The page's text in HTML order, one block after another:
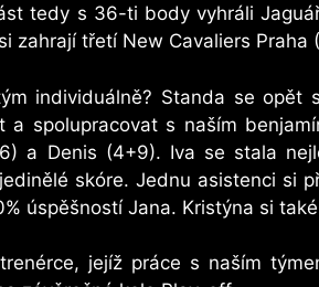
tedy s 36-ti body vyhráli
zahrají třetí New Cavaliers Praha
individuálně? Standa se opět
a spolupracovat s naším
a Denis (4+9). Iva se stala
skóre. Jednu asistenci si
úspěšností Jana. Kristýna si
jejíž práce s naším